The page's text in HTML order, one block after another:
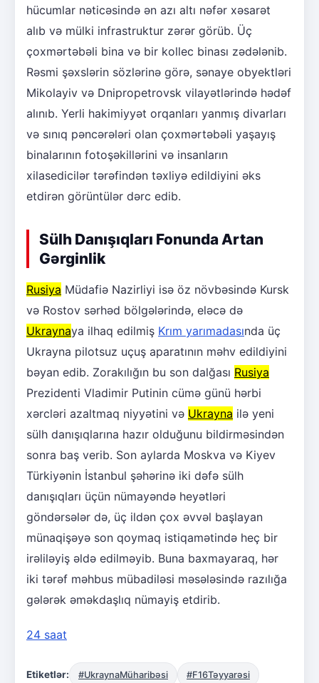
hücumlar nəticəsində ən azı altı nəfər xəsarət
alıb və mülki infrastruktur zərər görüb. Üç
çoxmərtəbəli bina və bir kollec binası zədələnib.
Rəsmi şəxslərin sözlərinə görə, sənaye obyektləri
Mikolayiv və Dnipropetrovsk vilayətlərində hədəf
alınıb. Yerli hakimiyyət orqanları yanmış divarları
və sınıq pəncərələri olan çoxmərtəbəli yaşayış
binalarının fotoşəkillərini və insanların
xilasedicilər tərəfindən təxliyə edildiyini əks
etdirən görüntülər dərc edib.
Sülh Danışıqları Fonunda Artan
Gərginlik
Rusiya Müdafiə Nazirliyi isə öz növbəsində Kursk
və Rostov sərhəd bölgələrində, eləcə də
Ukraynaya ilhaq edilmiş Krım yarımadasında üç
Ukrayna pilotsuz uçuş aparatının məhv edildiyini
bəyan edib. Zorakılığın bu son dalğası Rusiya
Prezidenti Vladimir Putinin cümə günü hərbi
xərcləri azaltmaq niyyətini və Ukrayna ilə yeni
sülh danışıqlarına hazır olduğunu bildirməsindən
sonra baş verib. Son aylarda Moskva və Kiyev
Türkiyənin İstanbul şəhərinə iki dəfə sülh
danışıqları üçün nümayəndə heyətləri
göndərsələr də, üç ildən çox əvvəl başlayan
münaqişəyə son qoymaq istiqamətində heç bir
irəliləyiş əldə edilməyib. Buna baxmayaraq, hər
iki tərəf məhbus mübadiləsi məsələsində razılığa
gələrək əməkdaşlıq nümayiş etdirib.
24 saat
Etiketlər: #UkraynaMüharibəsi #F16Təyyarəsi